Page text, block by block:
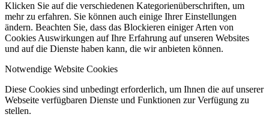
Klicken Sie auf die verschiedenen Kategorienüberschriften, um
mehr zu erfahren. Sie können auch einige Ihrer Einstellungen
ändern. Beachten Sie, dass das Blockieren einiger Arten von
Cookies Auswirkungen auf Ihre Erfahrung auf unseren Websites
und auf die Dienste haben kann, die wir anbieten können.
Notwendige Website Cookies
Diese Cookies sind unbedingt erforderlich, um Ihnen die auf unserer
Webseite verfügbaren Dienste und Funktionen zur Verfügung zu
stellen.